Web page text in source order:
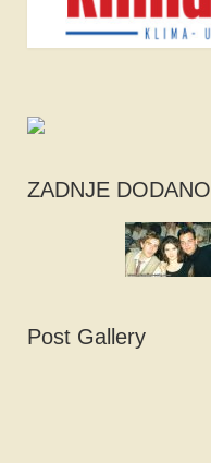
ZADNJE DODANO
Post Gallery